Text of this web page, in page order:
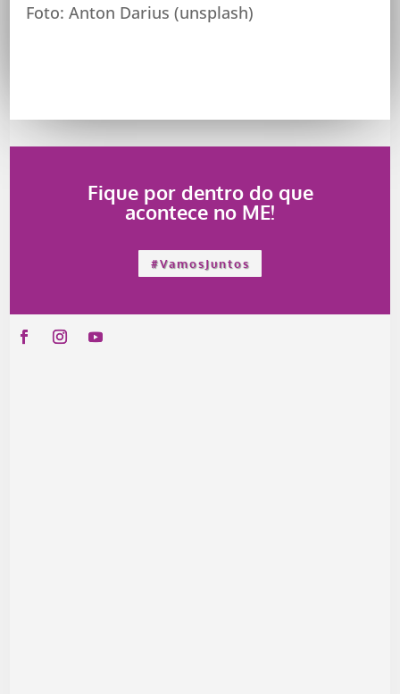
Foto:Anton Darius (unsplash)
Fique por dentro do que
acontece no ME!
#VamosJuntos